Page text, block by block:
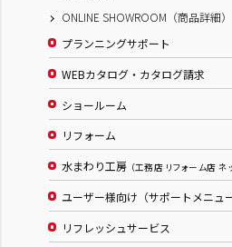
ONLINE SHOWROOM（商品詳細）
プランニングサポート
WEBカタログ・カタログ請求
ショールーム
リフォーム
水まわり工房 （工務店 リフォーム店 ネ
ユーザー様向け（サポートメニュー
リフレッシュサービス